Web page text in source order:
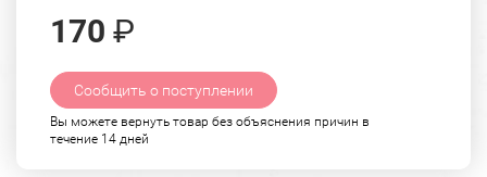
170 ₽
Сообщить о поступлении
Вы можете вернуть товар без объяснения причин в
течение 14 дней